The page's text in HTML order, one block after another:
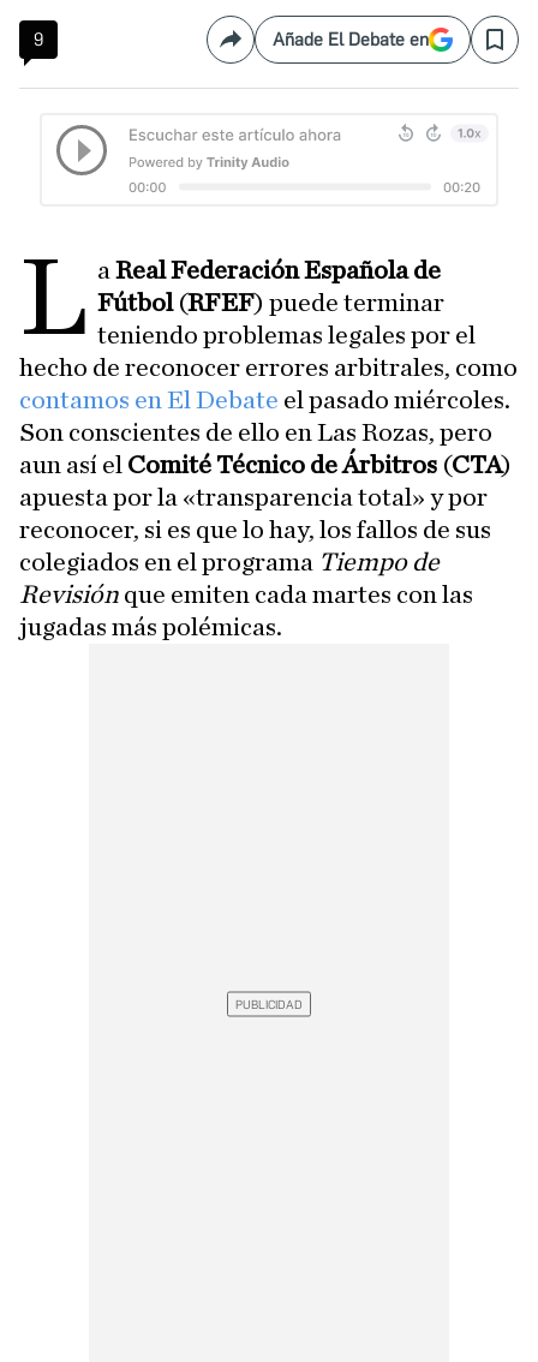
9 CompartirAñade El Debate en Save
l aReal Federación Española de
Fútbol(RFEF) puede terminar
teniendo problemas legales por el
hecho de reconocer errores arbitrales, como
contamos en El Debate el pasado miércoles.
Son conscientes de ello en Las Rozas, pero
aun así el Comité Técnico de Árbitros (CTA)
apuesta por la «transparencia total» y por
reconocer, si es que lo hay, los fallos de sus
colegiados en el programa Tiempo de
Revisión que emiten cada martes con las
jugadas más polémicas.